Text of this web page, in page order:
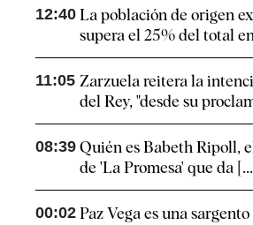
12:40 La población de origen
supera el 25% del total
11:05 Zarzuela reitera la
del Rey, "desde su
08:39 Quién es Babeth Ripoll,
de 'La Promesa' que da
00:02 Paz Vega es una